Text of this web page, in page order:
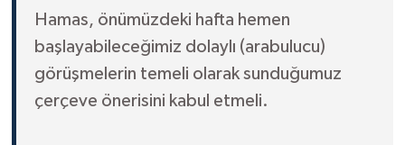
Hamas, önümüzdeki hafta hemen
başlayabileceğimiz dolaylı (arabulucu)
görüşmelerin temeli olarak sunduğumuz
çerçeve önerisini kabul etmeli.